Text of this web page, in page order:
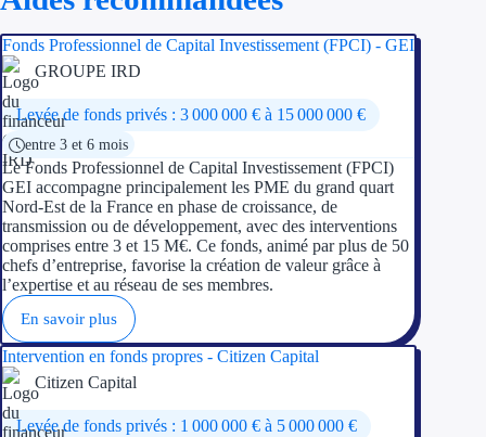
Nos guides
Fonds Professionnel de Capital Investissement (FPCI) - GEI
GROUPE IRD
Levée de fonds privés : 3 000 000 € à 15 000 000 €
entre 3 et 6 mois
Le Fonds Professionnel de Capital Investissement (FPCI)
GEI accompagne principalement les PME du grand quart
Nord-Est de la France en phase de croissance, de
transmission ou de développement, avec des interventions
comprises entre 3 et 15 M€. Ce fonds, animé par plus de 50
chefs d’entreprise, favorise la création de valeur grâce à
l’expertise et au réseau de ses membres.
En savoir plus
Intervention en fonds propres - Citizen Capital
Citizen Capital
Levée de fonds privés : 1 000 000 € à 5 000 000 €